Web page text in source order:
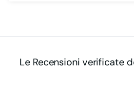
Le Recensioni verificate